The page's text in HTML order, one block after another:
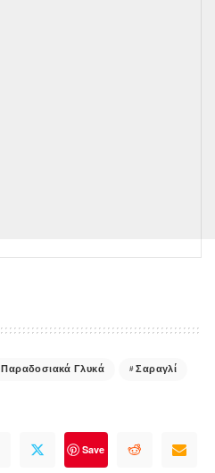
Παραδοσιακά Γλυκά Σαραγλί
Save